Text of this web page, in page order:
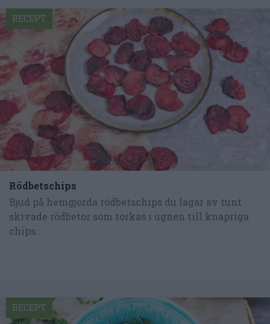
Rödbetschips
Bjud på hemgjorda rödbetschips du lagar av tunt
skivade rödbetor som torkas i ugnen till knapriga
chips...
RECEPT
RECEPT